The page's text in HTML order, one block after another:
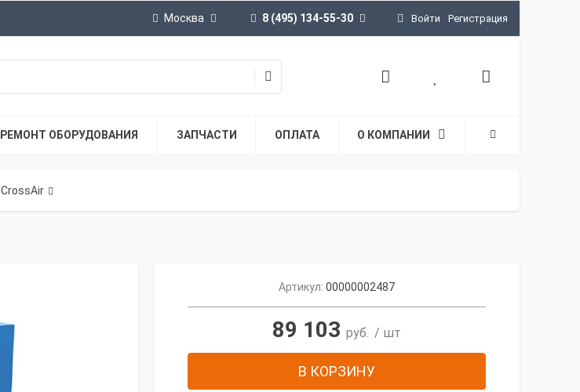
Москва 8 (495) 134-55-30 Войти Регистрация
РЕМОНТ ОБОРУДОВАНИЯ ЗАПЧАСТИ ОПЛАТА О КОМПАНИИ
CrossAir
Артикул: 00000002487
89 103 руб. / шт
В КОРЗИНУ